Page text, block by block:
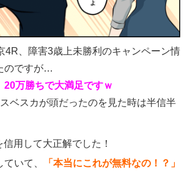
4R、障害3歳上未勝利のキャンペーン情
のですが…
20万勝ちで大満足ですｗ
ベスカが頭だったのを見た時は半信半
信用して大正解でした！
いて、
「本当にこれが無料なの！？」